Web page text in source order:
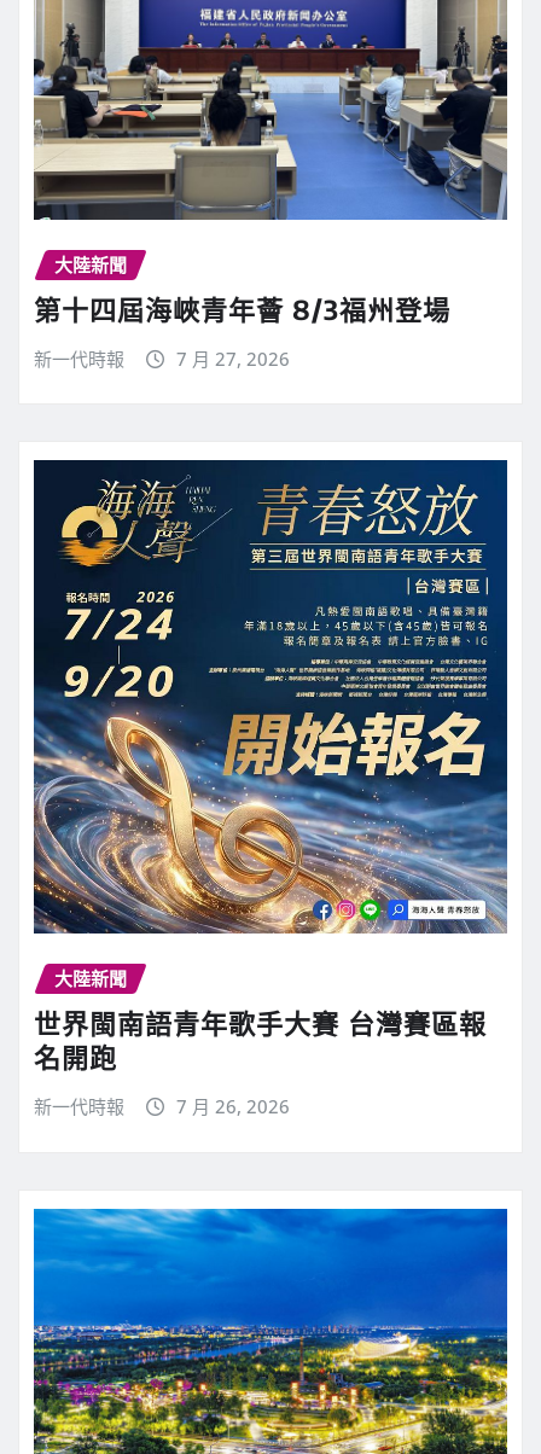
大陸新聞
第十四屆海峽青年薈 8/3福州登場
新一代時報 7 月 27, 2026
大陸新聞
世界閩南語青年歌手大賽 台灣賽區報
名開跑
新一代時報 7 月 26, 2026